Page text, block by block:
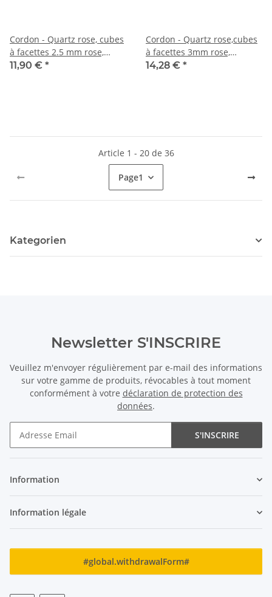
Cordon - Quartz rose, cubes
à facettes 2.5 mm rose,
longueur 38,5 cm /3815
11,90 € *
Cordon - Quartz rose,cubes
à facettes 3mm rose,
longueur 39cm /4962
14,28 € *
Article 1 - 20 de 36
Page1
Kategorien
Newsletter S'INSCRIRE
Veuillez m'envoyer régulièrement par e-mail des informations
sur votre gamme de produits, révocables à tout moment
conformément à votre déclaration de protection des
données.
S'INSCRIRE
Information
Information légale
#global.withdrawalForm#